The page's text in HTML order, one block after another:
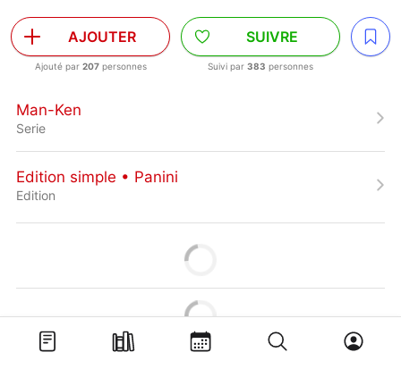
AJOUTER
Ajouté par 207personnes
SUIVRE
Suivi par 383 personnes
Man-Ken
Serie
Edition simple • Panini
Edition